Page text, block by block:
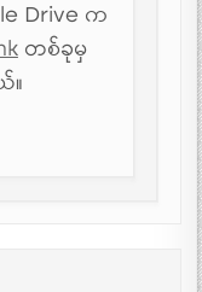
Drive က
တစ်ခုမှ
။